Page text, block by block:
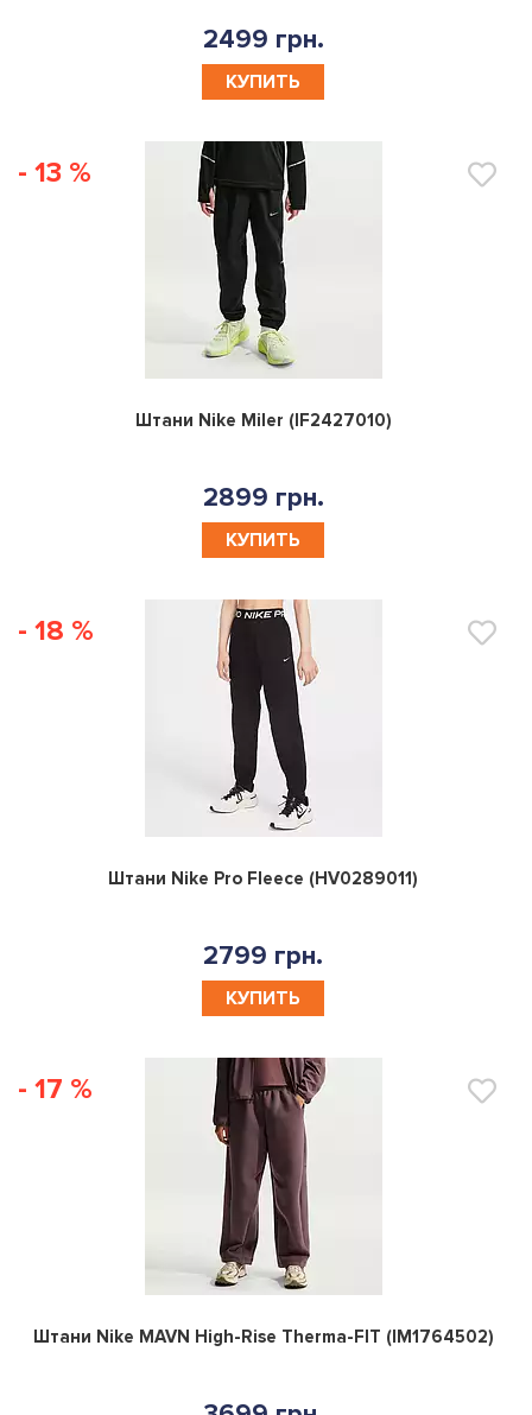
2499 грн.
КУПИТЬ
- 13 %
0
Штани Nike Miler (IF2427010)
2899 грн.
КУПИТЬ
- 18 %
0
Штани Nike Pro Fleece (HV0289011)
2799 грн.
КУПИТЬ
- 17 %
0
Штани Nike MAVN High-Rise Therma-FIT (IM1764502)